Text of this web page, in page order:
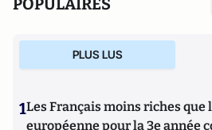
PLUS LUS
1Les Français moins riches que
européenne pour la 3e année